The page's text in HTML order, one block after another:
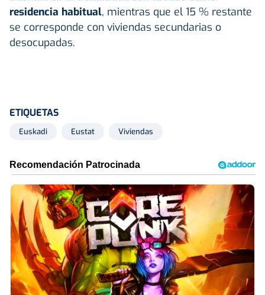
residencia habitual, mientras que el 15 % restante
se corresponde con viviendas secundarias o
desocupadas.
ETIQUETAS
Euskadi Eustat Viviendas